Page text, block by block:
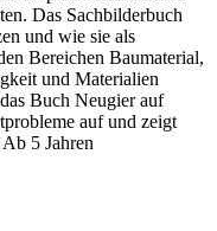
Das Sachbilderbuch
und wie sie als
Bereichen Baumaterial,
und Materialien
Buch Neugier auf
auf und zeigt
5 Jahren